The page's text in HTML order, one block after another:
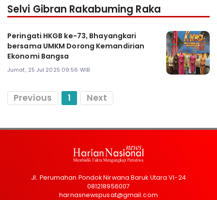
Selvi Gibran Rakabuming Raka
Peringati HKGB ke-73, Bhayangkari
bersama UMKM Dorong Kemandirian
Ekonomi Bangsa
Jumat, 25 Jul 2025 09:56 WIB
Previous 1 Next
Jl. Perumahan Pondok Nirwana Baruk Utara VI-24
081218956007
harnasnewspusat@gmail.com